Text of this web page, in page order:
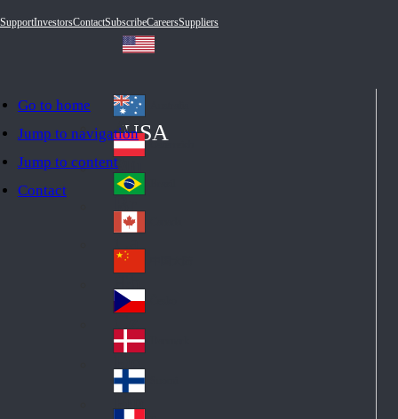
Go to home
Jump to navigation
Jump to content
Contact
SupportInvestorsContactSubscribeCareersSuppliers
USA
Au
str
ali
a
Au
stri
a
Br
azi
l
Ca
na
da
Ch
ina
Cz
ec
h
De
nm
ark
Fin